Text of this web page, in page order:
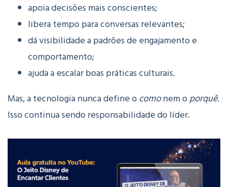
apoia decisões mais conscientes;
libera tempo para conversas relevantes;
dá visibilidade a padrões de engajamento e
comportamento;
ajuda a escalar boas práticas culturais.
Mas, a tecnologia nunca define ocomonem oporquê.
Isso continua sendo responsabilidade do líder.